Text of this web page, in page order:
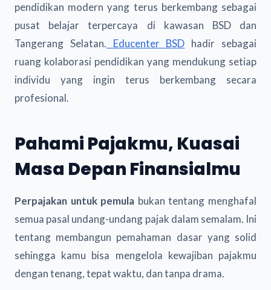
pendidikan modern yang terus berkembang sebagai
pusat belajar terpercaya di kawasan BSD dan
Tangerang Selatan. Educenter BSD hadir sebagai
ruang kolaborasi pendidikan yang mendukung setiap
individu yang ingin terus berkembang secara
profesional.
Pahami Pajakmu, Kuasai
Masa Depan Finansialmu
Perpajakan untuk pemula bukan tentang menghafal
semua pasal undang-undang pajak dalam semalam. Ini
tentang membangun pemahaman dasar yang solid
sehingga kamu bisa mengelola kewajiban pajakmu
dengan tenang, tepat waktu, dan tanpa drama.